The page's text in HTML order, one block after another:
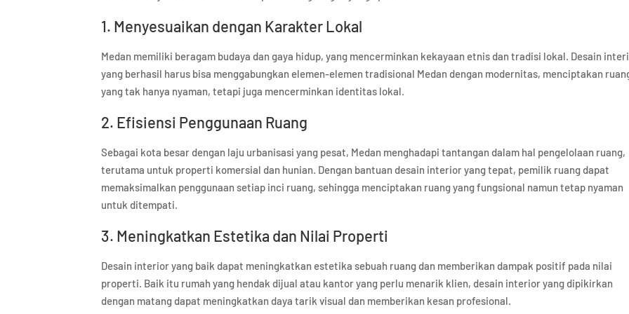
1. Menyesuaikan dengan Karakter Lokal
Medan memiliki beragam budaya dan gaya hidup, yang mencerminkan kekayaan etnis dan tradisi lokal. Desain
yang berhasil harus bisa menggabungkan elemen-elemen tradisional Medan dengan modernitas, menciptakan
yang tak hanya nyaman, tetapi juga mencerminkan identitas lokal.
2. Efisiensi Penggunaan Ruang
Sebagai kota besar dengan laju urbanisasi yang pesat, Medan menghadapi tantangan dalam hal pengelolaan ruang,
terutama untuk properti komersial dan hunian. Dengan bantuan desain interior yang tepat, pemilik ruang dapat
memaksimalkan penggunaan setiap inci ruang, sehingga menciptakan ruang yang fungsional namun tetap nyaman
untuk ditempati.
3. Meningkatkan Estetika dan Nilai Properti
Desain interior yang baik dapat meningkatkan estetika sebuah ruang dan memberikan dampak positif pada nilai
properti. Baik itu rumah yang hendak dijual atau kantor yang perlu menarik klien, desain interior yang dipikirkan
dengan matang dapat meningkatkan daya tarik visual dan memberikan kesan profesional.